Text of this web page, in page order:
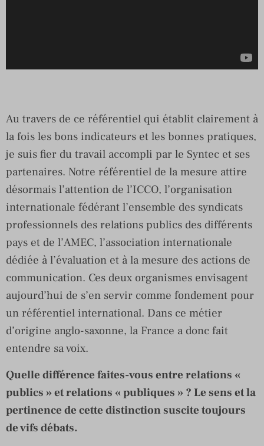
Au travers de ce référentiel qui établit clairement à
la fois les bons indicateurs et les bonnes pratiques,
je suis fier du travail accompli par le Syntec et ses
partenaires. Notre référentiel de la mesure attire
désormais l’attention de l’ICCO, l’organisation
internationale fédérant l’ensemble des syndicats
professionnels des relations publics des différents
pays et de l’AMEC, l’association internationale
dédiée à l’évaluation et à la mesure des actions de
communication. Ces deux organismes envisagent
aujourd’hui de s’en servir comme fondement pour
un référentiel international. Dans ce métier
d’origine anglo-saxonne, la France a donc fait
entendre sa voix.
Quelle différence faites-vous entre relations «
publics » et relations « publiques » ? Le sens et la
pertinence de cette distinction suscite toujours
de vifs débats.